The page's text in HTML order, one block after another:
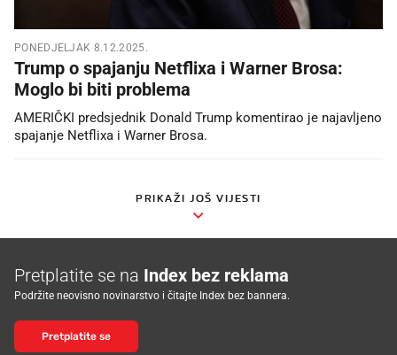
PONEDJELJAK 8.12.2025.
Trump o spajanju Netflixa i Warner Brosa:
Moglo bi biti problema
AMERIČKI predsjednik Donald Trump komentirao je najavljeno
spajanje Netflixa i Warner Brosa.
PRIKAŽI JOŠ VIJESTI
Pretplatite se na Index bez reklama
Podržite neovisno novinarstvo i čitajte Index bez bannera.
Pretplatite se